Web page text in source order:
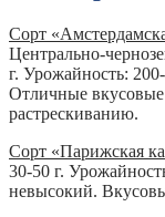
Сорт
Центрально-
г. Урожайность:
Отличные вкусовые
растрескиванию.
Сорт «Парижская
30-50 г.
невысокий.